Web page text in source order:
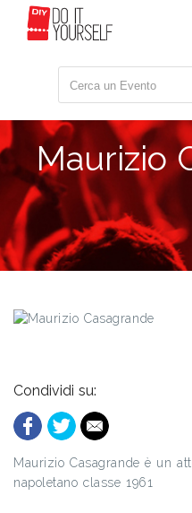
Maurizio
Condividi su:
Maurizio Casagrandeè un
napoletano classe 1961